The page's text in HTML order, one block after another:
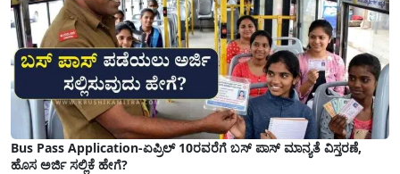
Bus Pass Application-ಏಪ್ರಿಲ್ 10ರವರೆಗೆ ಬಸ್ ಪಾಸ್ ಮಾನ್ಯತೆ ವಿಸ್ತರಣೆ,
ಹೊಸ ಅರ್ಜಿ ಸಲ್ಲಿಕೆ ಹೇಗೆ?